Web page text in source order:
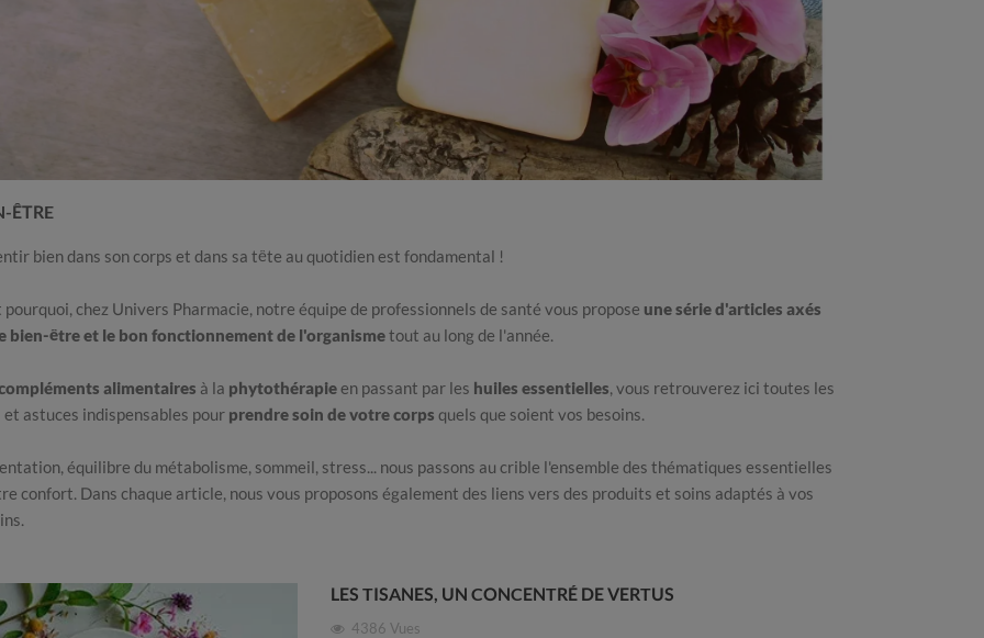
ÊTRE
bien dans son corps et dans sa tête au quotidien est fondamental !
pourquoi, chez Univers Pharmacie, notre équipe de professionnels de santé vous propose une série d'articles axés
bien-être et le bon fonctionnement de l'organismetout au long de l'année.
alimentaires à la phytothérapieen passant par les huiles essentielles , vous retrouverez ici toutes les
et astuces indispensables pour prendre soin de votre corps quels que soient vos besoins.
équilibre du métabolisme, sommeil, stress... nous passons au crible l'ensemble des thématiques essentielles
confort. Dans chaque article, nous vous proposons également des liens vers des produits et soins adaptés à vos
LES TISANES, UN CONCENTRÉ DE VERTUS
4386Vues